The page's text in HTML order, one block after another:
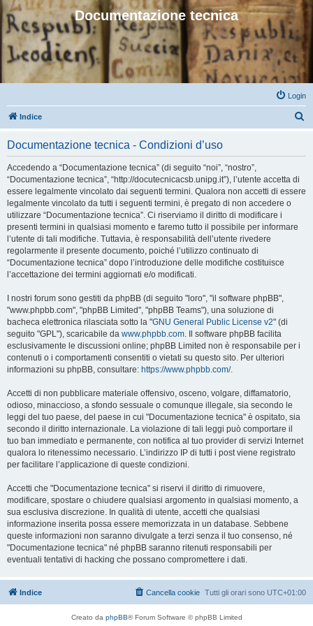
Documentazione tecnica
Login
Indice
Documentazione tecnica - Condizioni d’uso
Accedendo a “Documentazione tecnica” (di seguito “noi”, “nostro”,
“Documentazione tecnica”, “http://docutecnicacsb.unipg.it”), l’utente accetta di
essere legalmente vincolato dai seguenti termini. Qualora non accetti di essere
legalmente vincolato da tutti i seguenti termini, è pregato di non accedere o
utilizzare “Documentazione tecnica”. Ci riserviamo il diritto di modificare i
presenti termini in qualsiasi momento e faremo tutto il possibile per informare
l’utente di tali modifiche. Tuttavia, è responsabilità dell’utente rivedere
regolarmente il presente documento, poiché l’utilizzo continuato di
“Documentazione tecnica” dopo l’introduzione delle modifiche costituisce
l’accettazione dei termini aggiornati e/o modificati.
I nostri forum sono gestiti da phpBB (di seguito "loro", "il software phpBB",
"www.phpbb.com", "phpBB Limited", "phpBB Teams"), una soluzione di
bacheca elettronica rilasciata sotto la "GNU General Public License v2" (di
seguito "GPL"), scaricabile da www.phpbb.com. Il software phpBB facilita
esclusivamente le discussioni online; phpBB Limited non è responsabile per i
contenuti o i comportamenti consentiti o vietati su questo sito. Per ulteriori
informazioni su phpBB, consultare: https://www.phpbb.com/.
Accetti di non pubblicare materiale offensivo, osceno, volgare, diffamatorio,
odioso, minaccioso, a sfondo sessuale o comunque illegale, sia secondo le
leggi del tuo paese, del paese in cui "Documentazione tecnica" è ospitato, sia
secondo il diritto internazionale. La violazione di tali leggi può comportare il
tuo ban immediato e permanente, con notifica al tuo provider di servizi Internet
qualora lo ritenessimo necessario. L’indirizzo IP di tutti i post viene registrato
per facilitare l’applicazione di queste condizioni.
Accetti che "Documentazione tecnica" si riservi il diritto di rimuovere,
modificare, spostare o chiudere qualsiasi argomento in qualsiasi momento, a
sua esclusiva discrezione. In qualità di utente, accetti che qualsiasi
informazione inserita possa essere memorizzata in un database. Sebbene
queste informazioni non saranno divulgate a terzi senza il tuo consenso, né
"Documentazione tecnica" né phpBB saranno ritenuti responsabili per
eventuali tentativi di hacking che possano compromettere i dati.
Indice Tutti gli orari sono UTC+01:00
Cancella cookie
Creato da phpBB® Forum Software © phpBB Limited